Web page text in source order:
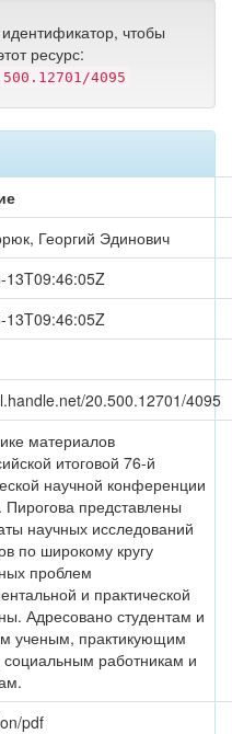
чтобы
ресурс:
4095
Георгий Эдинович
13T09:46:05Z
13T09:46:05Z
20.500.12701/4095
материалов
итоговой 76-й
научной конференции
представлены
научных исследований
по широкому кругу
проблем
и практической
Адресовано студентам и
ученым, практикующим
социальным работникам и
pdf